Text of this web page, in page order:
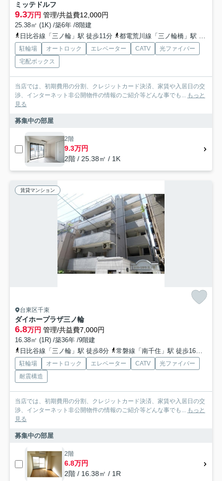
ミッテドルフ
9.3万円 管理/共益費12,000円
25.38㎡ (1K) /築6年 /8階建
日比谷線「三ノ輪」駅 徒歩11分
都電荒川線「三ノ輪橋」駅 徒歩15分
駐輪場 オートロック エレベーター CATV
光ファイバー
宅配ボックス
当店では、初期費用の分割、クレジットカード決済、家賃や入居日の交
渉、インターネット非公開物件の情報のご紹介等どんな事でも... もっと
見る
募集中の部屋
2階
9.3万円
2階 / 25.38㎡ / 1K
賃貸マンション
台東区千束
ダイホープラザ三ノ輪
6.8万円 管理/共益費7,000円
16.38㎡ (1R) /築36年 /9階建
日比谷線「三ノ輪」駅 徒歩8分
常磐線「南千住」駅 徒歩16分
駐輪場 オートロック エレベーター CATV
光ファイバー
耐震構造
当店では、初期費用の分割、クレジットカード決済、家賃や入居日の交
渉、インターネット非公開物件の情報のご紹介等どんな事でも... もっと
見る
募集中の部屋
2階
6.8万円
2階 / 16.38㎡ / 1R